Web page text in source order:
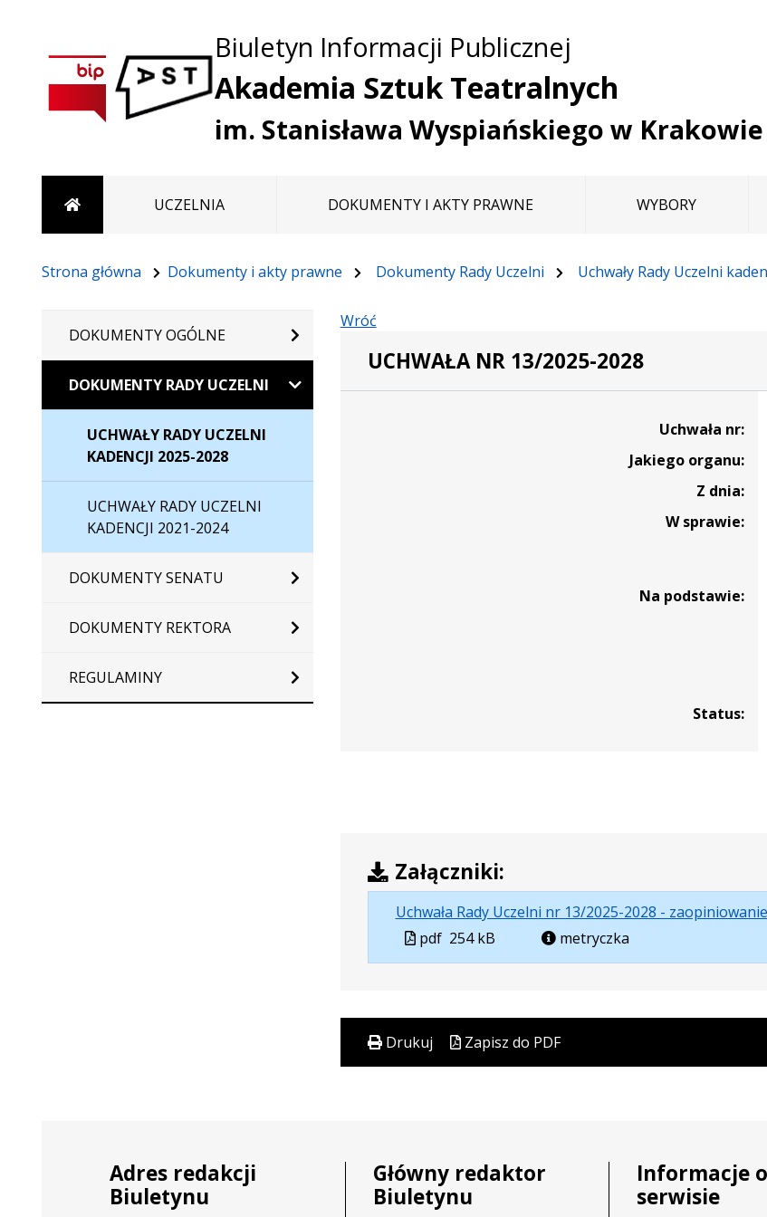
głównego menu
serwisu
Biuletyn Informacji Publicznej
Akademia Sztuk Teatralnych
im. Stanisława Wyspiańskiego w Krakowie
Strona głównaUCZELNIA DOKUMENTY I AKTY PRAWNE WYBORY
Strona główna Dokumenty i akty prawne Dokumenty Rady Uczelni Uchwały Rady Uczelni
DOKUMENTY OGÓLNE
DOKUMENTY RADY UCZELNI
UCHWAŁY RADY UCZELNI
KADENCJI 2025-2028
UCHWAŁY RADY UCZELNI
KADENCJI 2021-2024
DOKUMENTY SENATU
DOKUMENTY REKTORA
REGULAMINY
Wróć
UCHWAŁA NR 13/2025-2028
Uchwała nr:
Jakiego organu:
Z dnia:
W sprawie:
Na podstawie:
Status:
Załączniki:
Uchwała Rady Uczelni nr 13/2025-2028 -
Plik
w
pdf 254 kB metryczka
Drukuj Zapisz do PDF
Adres redakcji
Biuletynu
Główny redaktor
Biuletynu
Informacje o
serwisie